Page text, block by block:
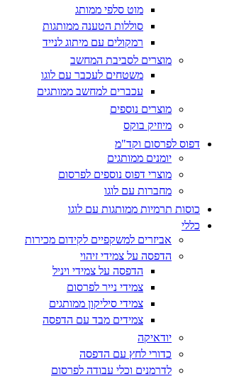
מוט סלפי ממותג
סוללות הטענה ממותגות
רמקולים עם מיתוג לנייד
מוצרים לסביבת המחשב
משטחים לעכבר עם לוגו
עכברים למחשב ממותגים
מוצרים נוספים
מיוזיק בוקס
דפוס לפרסום וקד"מ
יומנים ממותגים
מוצרי דפוס נוספים לפרסום
מחברות עם לוגו
כוסות תרמיות ממותגות עם לוגו
כללי
אביזרים למשקפיים לקידום מכירות
הדפסה על צמידי זיהוי
הדפסה על צמידי ויניל
צמידי נייר לפרסום
צמידי סיליקון ממותגים
צמידים מבד עם הדפסה
יודאיקה
כדורי לחץ עם הדפסה
לדרמנים וכלי עבודה לפרסום